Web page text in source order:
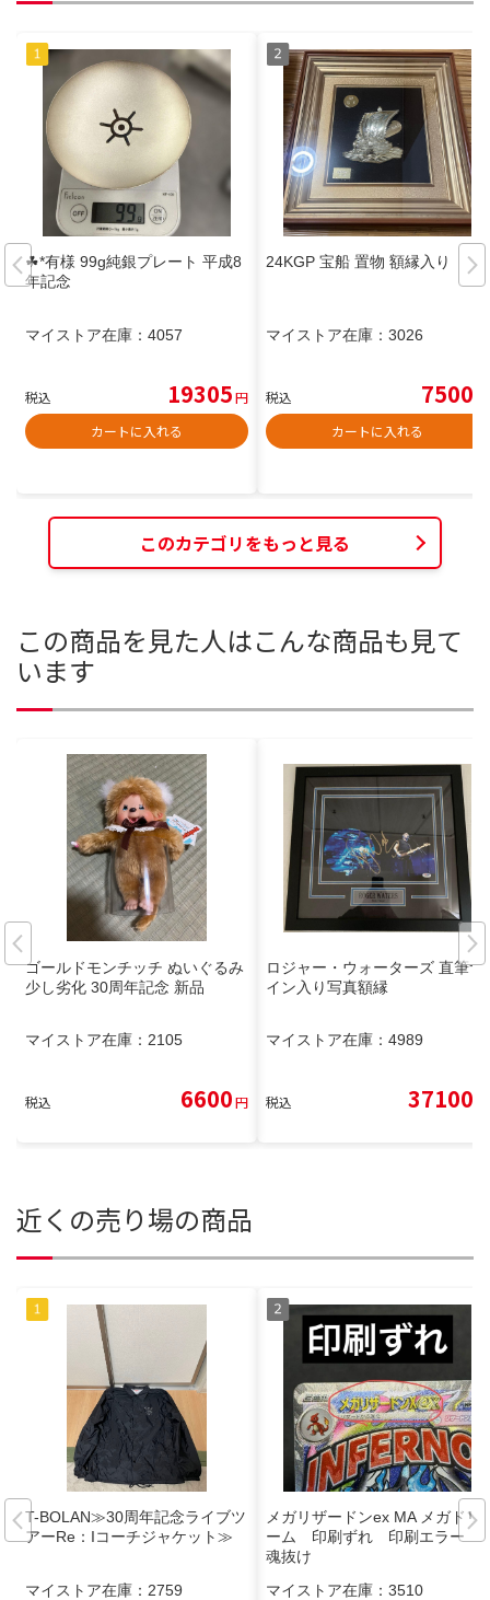
☘*有様 99g純銀プレート 平成8
年記念
マイストア在庫： 4057
税込 19305円
カートに入れる
24KGP 宝船 置物 額縁入り
マイストア在庫： 3026
税込 7500
カートに入れる
このカテゴリをもっと見る
この商品を見た人はこんな商品も見て
います
ゴールドモンチッチ ぬいぐるみ
少し劣化 30周年記念 新品
マイストア在庫： 2105
税込 6600円
ロジャー・ウォーターズ 直筆サ
イン入り写真額縁
マイストア在庫： 4989
税込 37100
近くの売り場の商品
T-BOLAN≫30周年記念ライブツ
アーRe：Iコーチジャケット≫
マイストア在庫： 2759
メガリザードンex MA メガドリ
ーム 印刷ずれ 印刷エラー
魂抜け
マイストア在庫： 3510